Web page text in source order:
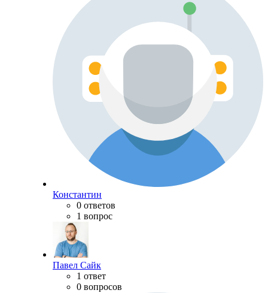
Константин
0 ответов
1 вопрос
Павел Сайк
1 ответ
0 вопросов